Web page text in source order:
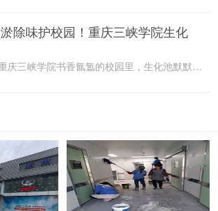
除味护校园！重庆三峡学院生化
在重庆三峡学院书香氤氲的校园里，生化池默默承载着污水